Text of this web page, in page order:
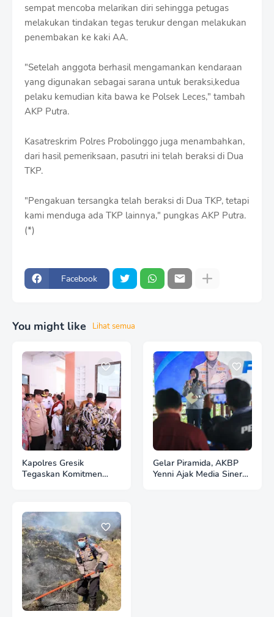
sempat mencoba melarikan diri sehingga petugas
melakukan tindakan tegas terukur dengan melakukan
penembakan ke kaki AA.
"Setelah anggota berhasil mengamankan kendaraan
yang digunakan sebagai sarana untuk beraksi,kedua
pelaku kemudian kita bawa ke Polsek Leces," tambah
AKP Putra.
Kasatreskrim Polres Probolinggo juga menambahkan,
dari hasil pemeriksaan, pasutri ini telah beraksi di Dua
TKP.
"Pengakuan tersangka telah beraksi di Dua TKP, tetapi
kami menduga ada TKP lainnya," pungkas AKP Putra.
(*)
Facebook
You might like Lihat semua
Kapolres Gresik
Tegaskan Komitmen
Gelar Piramida, AKBP
Yenni Ajak Media Sinergi